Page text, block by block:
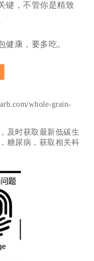
键，不管你是精致
健康，要多吃。
whole-grain-
及时获取最新低碳生
糖尿病，获取相关科